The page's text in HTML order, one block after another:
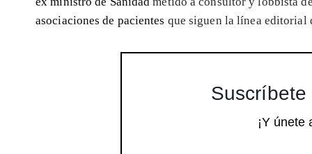
asociaciones de pacientes que siguen la línea editorial
Suscríbete
¡Y únete